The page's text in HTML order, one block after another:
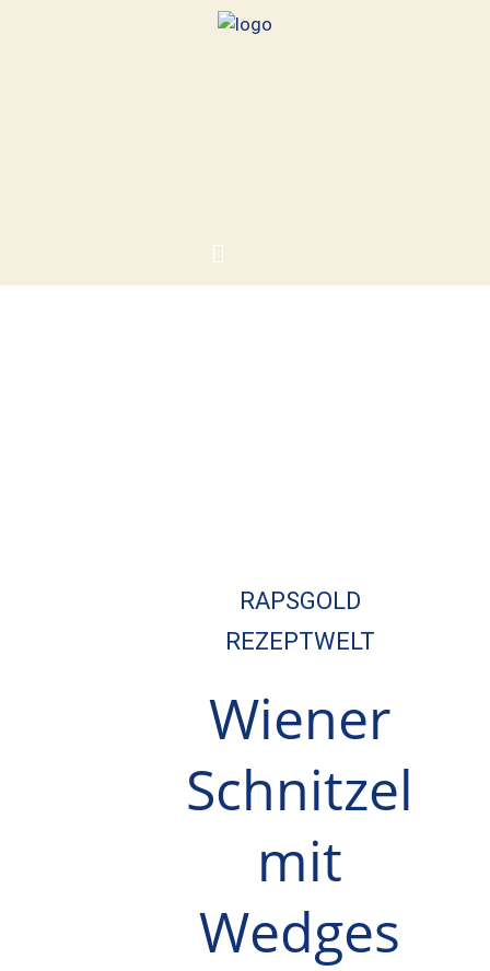
RAPSGOLD
REZEPTWELT
Wiener
Schnitzel
mit
Wedges